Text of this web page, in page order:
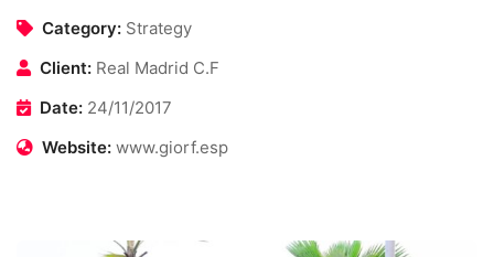
Category: Strategy
Client: Real Madrid C.F
Date: 24/11/2017
Website: www.giorf.esp